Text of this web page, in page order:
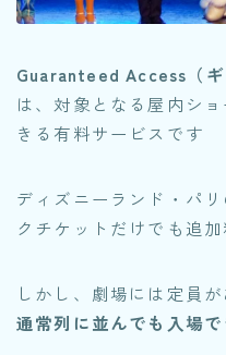
Guaranteed Access（ギ
は、対象となる屋内シ
きる有料サービスです
ディズニーランド・パ
クチケットだけでも追
しかし、劇場には定員が
通常列に並んでも入場